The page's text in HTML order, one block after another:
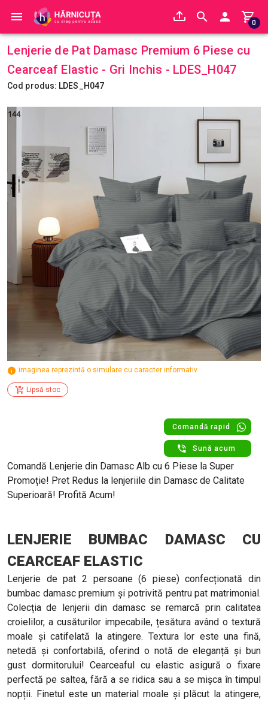
0
Lenjerie de Pat Damasc Premium 6 Piese cu
Cearceaf Elastic - Gri Inchis - LDES_H047
Cod produs: LDES_H047
imaginea reprezintă o simulare cu caracter informativ.
Lipsă stoc
Comandă rapid
Sună acum
Comandă Lenjerie din Damasc Alb cu 6 Piese la Super
Promoție! Pret Redus la lenjeriile din Damasc de Calitate
Superioară! Profită Acum!
LENJERIE BUMBAC DAMASC CU
CEARCEAF ELASTIC
Lenjerie de pat 2 persoane (6 piese) confecționată din
bumbac damasc premium și potrivită pentru pat matrimonial.
Colecția de lenjerii din damasc se remarcă prin calitatea
croielilor, a cusăturilor impecabile, țesătura având o textură
moale și catifelată la atingere. Textura lor este una fină,
netedă și confortabilă, oferind o notă de eleganță și bun
gust dormitorului! Cearceaful cu elastic asigură o fixare
perfectă pe saltea, fără a se ridica sau a se mișca în timpul
nopții. Finetul este un material moale și plăcut la atingere,